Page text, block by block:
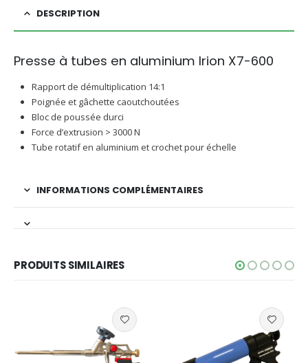
DESCRIPTION
Presse à tubes en aluminium Irion X7-600
Rapport de démultiplication 14:1
Poignée et gâchette caoutchoutées
Bloc de poussée durci
Force d’extrusion > 3000 N
Tube rotatif en aluminium et crochet pour échelle
INFORMATIONS COMPLÉMENTAIRES
PRODUITS SIMILAIRES